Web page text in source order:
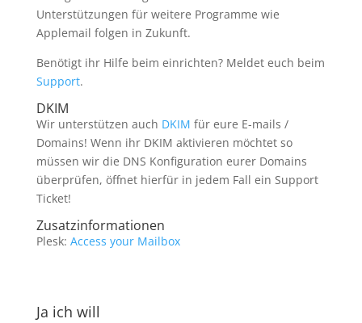
Unterstützungen für weitere Programme wie
Applemail folgen in Zukunft.
Benötigt ihr Hilfe beim einrichten? Meldet euch beim
Support.
DKIM
Wir unterstützen auch DKIM für eure E-mails /
Domains! Wenn ihr DKIM aktivieren möchtet so
müssen wir die DNS Konfiguration eurer Domains
überprüfen, öffnet hierfür in jedem Fall ein Support
Ticket!
Zusatzinformationen
Plesk: Access your Mailbox
Ja ich will